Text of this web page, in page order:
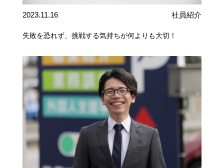
2023.11.16 社員紹介
失敗を恐れず、挑戦する気持ちが何よりも大切！